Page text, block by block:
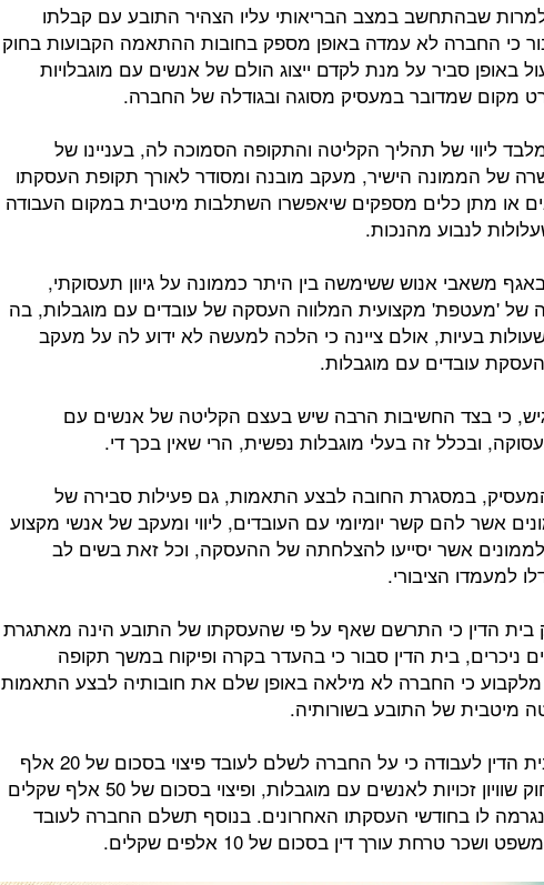
למרות שבהתחשב במצב הבריאותי עליו הצהיר התובע עם קבלתו
כי החברה לא עמדה באופן מספק בחובות ההתאמה הקבועות בחוק
באופן סביר על מנת לקדם ייצוג הולם של אנשים עם מוגבלויות
מקום שמדובר במעסיק מסוגה ובגודלה של החברה.
מלבד ליווי של תהליך הקליטה והתקופה הסמוכה לה, בעניינו של
של הממונה הישיר, מעקב מובנה ומסודר לאורך תקופת העסקתו
או מתן כלים מספקים שיאפשרו השתלבות מיטבית במקום העבודה
לנבוע מהנכות.
משאבי אנוש ששימשה בין היתר כממונה על גיוון תעסוקתי,
של 'מעטפת' מקצועית המלווה העסקה של עובדים עם מוגבלות, בה
בעיות, אולם ציינה כי הלכה למעשה לא ידוע לה על מעקב
עובדים עם מוגבלות.
כי בצד החשיבות הרבה שיש בעצם הקליטה של אנשים עם
ובכלל זה בעלי מוגבלות נפשית, הרי שאין בכך די.
במסגרת החובה לבצע התאמות, גם פעילות סבירה של
אשר להם קשר יומיומי עם העובדים, ליווי ומעקב של אנשי מקצוע
אשר יסייעו להצלחתה של ההעסקה, וכל זאת בשים לב
למעמדו הציבורי.
בית הדין כי התרשם שאף על פי שהעסקתו של התובע הינה מאתגרת
ניכרים, בית הדין סבור כי בהעדר בקרה ופיקוח במשך תקופה
מלקבוע כי החברה לא מילאה באופן שלם את חובותיה לבצע התאמות
מיטבית של התובע בשורותיה.
לאור כל זאת, פסק בית הדין לעבודה כי על החברה לשלם לעובד פיצוי בסכום של 20 אלף
שקלים בגלל הפרת חוק שוויון זכויות לאנשים עם מוגבלות, ופיצוי בסכום של 50 אלף שקלים
לו בחודשי העסקתו האחרונים. בנוסף תשלם החברה לעובד
טרחת עורך דין בסכום של 10 אלפים שקלים.